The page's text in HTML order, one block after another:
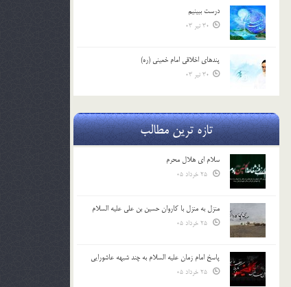
درست ببينيم
30 تیر 03
پندهاي اخلاقي امام خميني (ره)
30 تیر 03
تازه ترین مطالب
سلام ای هلال محرم
منزل به منزل با کاروان حسین بن علی علیه السلام
پاسخ امام زمان علیه السلام به چند شبهه عاشورایی